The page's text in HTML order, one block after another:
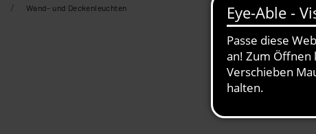
/ Wand- und Deckenleuchten